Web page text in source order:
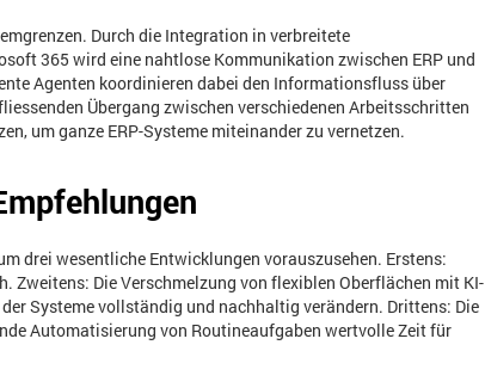
Durch die Integration in verbreitete
365 wird eine nahtlose Kommunikation zwischen ERP und
Agenten koordinieren dabei den Informationsfluss über
Übergang zwischen verschiedenen Arbeitsschritten
um ganze ERP-Systeme miteinander zu vernetzen.
drei wesentliche Entwicklungen vorauszusehen. Erstens:
Zweitens: Die Verschmelzung von flexiblen Oberflächen mit KI-
Systeme vollständig und nachhaltig verändern. Drittens: Die
Automatisierung von Routineaufgaben wertvolle Zeit für